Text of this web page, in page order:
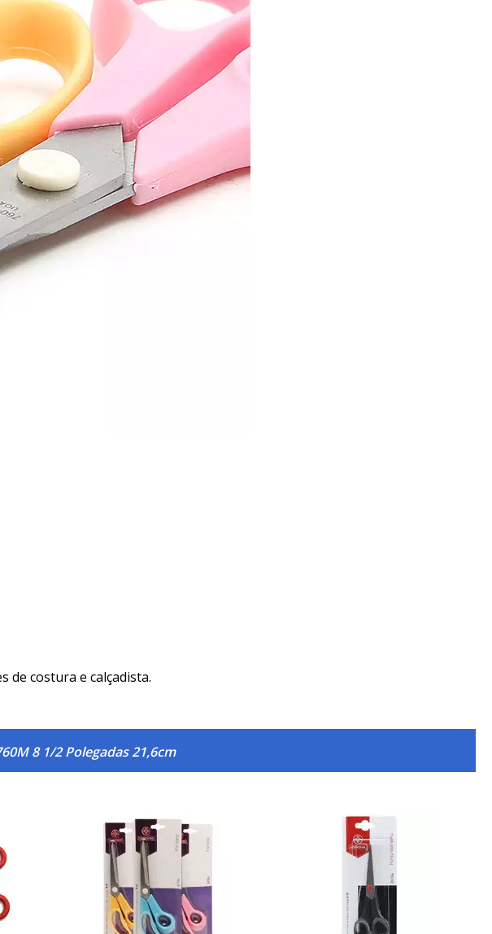
de costura e calçadista.
8 1/2 Polegadas 21,6cm